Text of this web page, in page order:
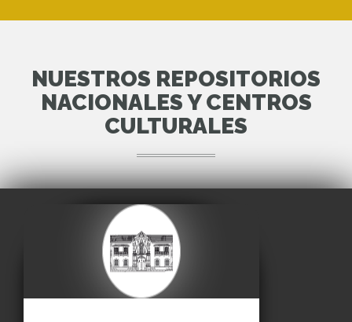
NUESTROS REPOSITORIOS
NACIONALES Y CENTROS
CULTURALES